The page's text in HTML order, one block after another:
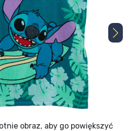
obraz, aby go powiększyć